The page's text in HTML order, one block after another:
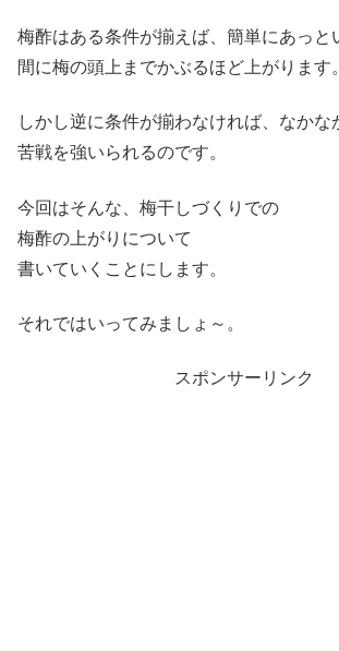
梅酢はある条件が揃えば、簡単にあっと
間に梅の頭上までかぶるほど上がります。
しかし逆に条件が揃わなければ、なかな
苦戦を強いられるのです。
今回はそんな、梅干しづくりでの
梅酢の上がりについて
書いていくことにします。
それではいってみましょ～。
スポンサーリンク